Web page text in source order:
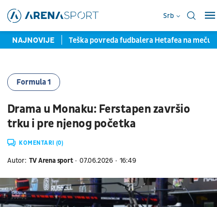
Srb
NAJNOVIJE
pred potpisom Teška povreda fudbalera Hetafea na meču
Formula 1
Drama u Monaku: Ferstapen završio
trku i pre njenog početka
KOMENTARI (0)
Autor: TV Arena sport 07.06.2026 16:49